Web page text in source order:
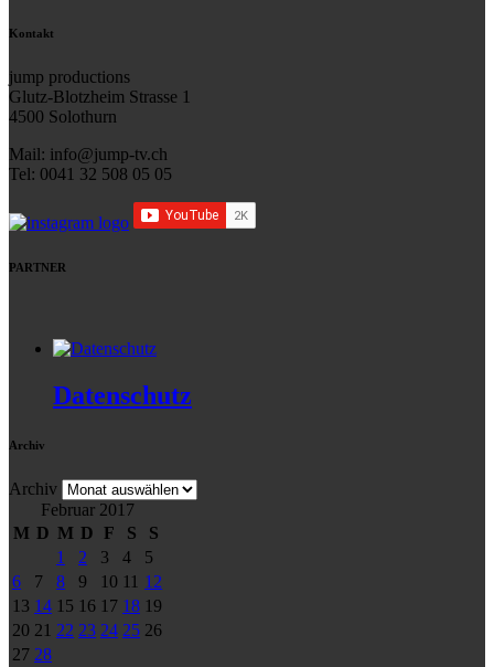
Kontakt
jump productions
Glutz-Blotzheim Strasse 1
4500 Solothurn
Mail: info@jump-tv.ch
Tel: 0041 32 508 05 05
PARTNER
Datenschutz
Archiv
Archiv
Februar 2017
M D M D F S
S
1
2 3 4
5
6
7 8 9 10 11 12
13 14 15 16 17 18 19
20 21 22 23 24 25 26
27 28